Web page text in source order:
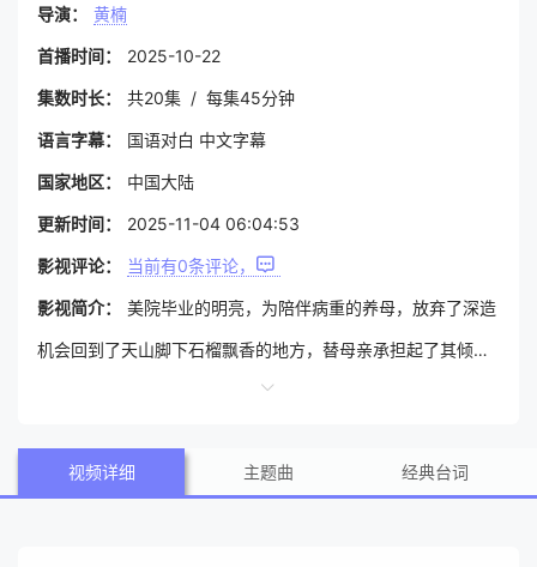
导演： 黄楠
首播时间： 2025-10-22
集数时长： 共20集 / 每集45分钟
语言字幕： 国语对白 中文字幕
国家地区： 中国大陆
更新时间： 2025-11-04 06:04:53
影视评论： 当前有0条评论，
影视简介： 美院毕业的明亮，为陪伴病重的养母，放弃了深造
机会回到了天山脚下石榴飘香的地方，替母亲承担起了其倾注
半生心血却濒临关闭的“红石榴”餐厅。为重振餐厅，他像个大
尔、帮厨安卡尔等人，解决着一系列事业、生活的问题，还借
视频详细 主题曲 经典台词